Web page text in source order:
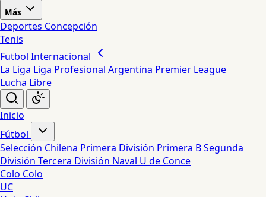
Más
Deportes Concepción
Tenis
Futbol Internacional
La Liga Liga Profesional Argentina Premier League
Lucha Libre
Inicio
Fútbol
Selección Chilena Primera División Primera BSegunda
División Tercera División Naval U de Conce
Colo Colo
UC